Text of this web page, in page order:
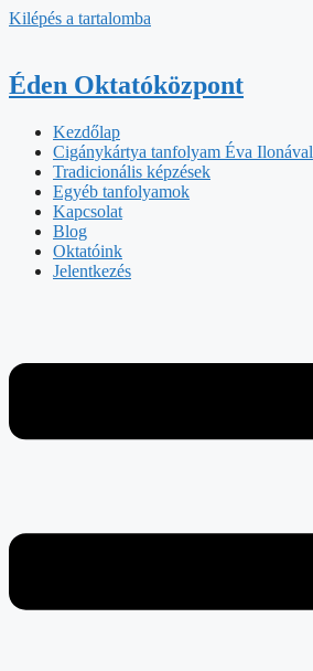
Kilépés a tartalomba
Éden Oktatóközpont
Kezdőlap
Cigánykártya tanfolyam Éva Ilonával
Tradicionális képzések
Egyéb tanfolyamok
Kapcsolat
Blog
Oktatóink
Jelentkezés